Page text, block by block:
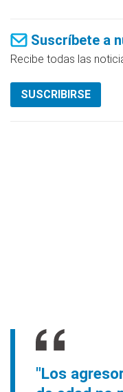
Suscríbete a
Recibe todas las
SUSCRIBIRSE
"Los